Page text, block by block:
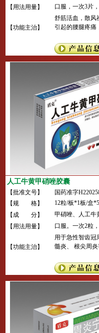
（炒）、川牛膝
（炭）等15味。
【用法用量】 口服，一次3片，
【功能主治】
舒筋活血，散风
引起的腰腿疼痛
人工牛黄甲硝唑胶囊
【批准文号】
国药准字
【规 格】
12粒/板*1板/盒
【成 分】
甲硝唑、人工牛
【用法用量】
口服。一次2粒，
【功能主治】
用于急性智齿冠
髓炎、 根尖周炎